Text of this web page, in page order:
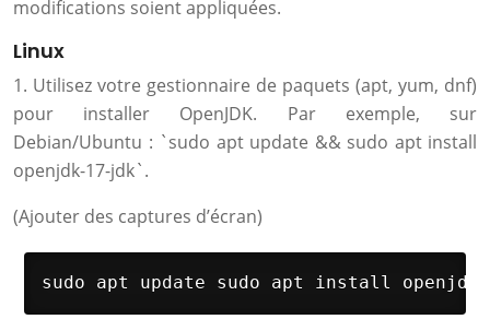
modifications soient appliquées.
Linux
1. Utilisez votre gestionnaire de paquets (apt, yum, dnf)
pour installer OpenJDK. Par exemple, sur
Debian/Ubuntu : `sudo apt update && sudo apt install
openjdk-17-jdk`.
(Ajouter des captures d’écran)
sudo apt update sudo apt install